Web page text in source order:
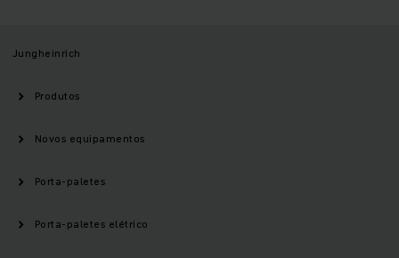
Jungheinrich
Produtos
Novos equipamentos
Porta-paletes
Porta-paletes elétrico